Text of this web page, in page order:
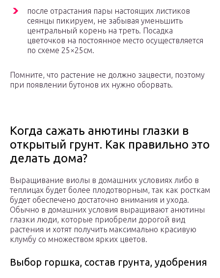
после отрастания пары настоящих листиков
сеянцы пикируем, не забывая уменьшить
центральный корень на треть. Посадка
цветочков на постоянное место осуществляется
по схеме 25×25см.
Помните, что растение не должно зацвести, поэтому
при появлении бутонов их нужно оборвать.
Когда сажать анютины глазки в
открытый грунт. Как правильно это
делать дома?
Выращивание виолы в домашних условиях либо в
теплицах будет более плодотворным, так как росткам
будет обеспечено достаточно внимания и ухода.
Обычно в домашних условия выращивают анютины
глазки люди, которые приобрели дорогой вид
растения и хотят получить максимально красивую
клумбу со множеством ярких цветов.
Выбор горшка, состав грунта, удобрения